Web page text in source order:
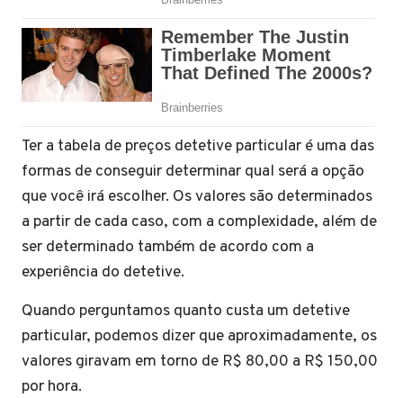
Ter a tabela de preços detetive particular é uma das
formas de conseguir determinar qual será a opção
que você irá escolher. Os valores são determinados
a partir de cada caso, com a complexidade, além de
ser determinado também de acordo com a
experiência do detetive.
Quando perguntamos quanto custa um detetive
particular, podemos dizer que aproximadamente, os
valores giravam em torno de R$ 80,00 a R$ 150,00
por hora.